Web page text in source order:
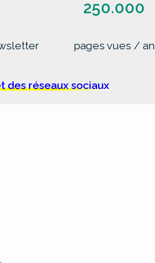
250.000
pages vues / an
des réseaux sociaux